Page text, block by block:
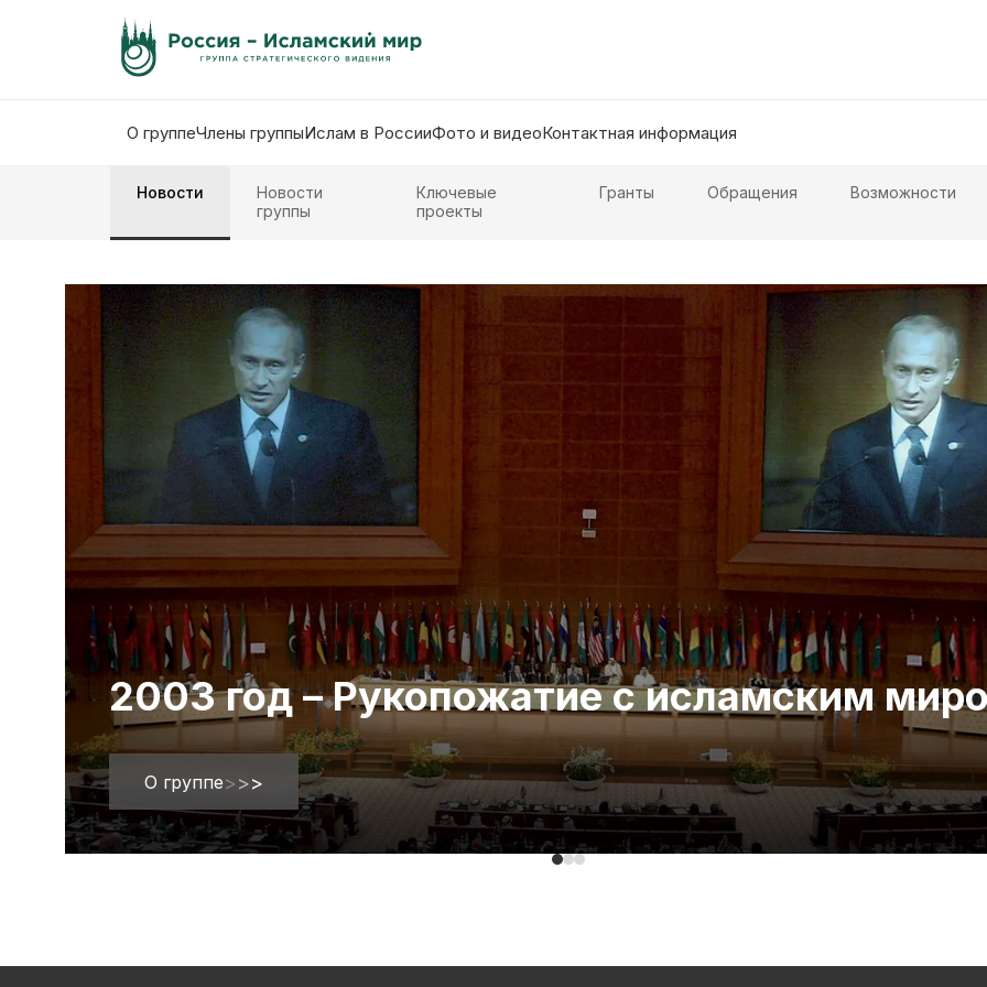
О группеЧлены группыИслам в РоссииФото и видеоКонтактная информация
Новости
Новости
группы
Ключевые
проекты
Гранты Обращения Возможности
2003 год – Рукопожатие с исламским
О группе>>>